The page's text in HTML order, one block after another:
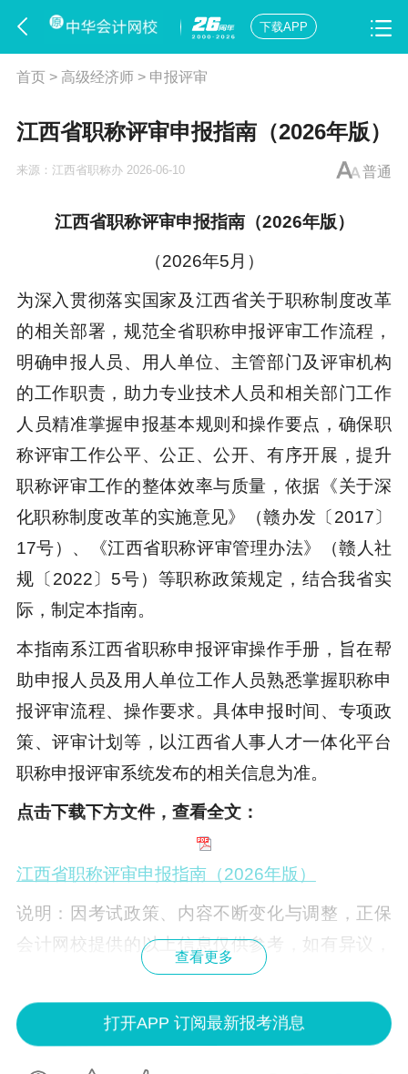
下载APP
首页> 高级经济师> 申报评审
江西省职称评审申报指南（2026年版）
普通
来源： 江西省职称办2026-06-10
江西省职称评审申报指南（2026年版）
（2026年5月）
为深入贯彻落实国家及江西省关于职称制度改革
的相关部署，规范全省职称申报评审工作流程，
明确申报人员、用人单位、主管部门及评审机构
的工作职责，助力专业技术人员和相关部门工作
人员精准掌握申报基本规则和操作要点，确保职
称评审工作公平、公正、公开、有序开展，提升
职称评审工作的整体效率与质量，依据《关于深
化职称制度改革的实施意见》（赣办发〔2017〕
17号）、《江西省职称评审管理办法》（赣人社
规〔2022〕5号）等职称政策规定，结合我省实
际，制定本指南。
本指南系江西省职称申报评审操作手册，旨在帮
助申报人员及用人单位工作人员熟悉掌握职称申
报评审流程、操作要求。具体申报时间、专项政
策、评审计划等，以江西省人事人才一体化平台
职称申报评审系统发布的相关信息为准。
点击下载下方文件，查看全文：
江西省职称评审申报指南（2026年版）
说明：因考试政策、内容不断变化与调整，正保
会计网校提供的以上信息仅供参考，如有异议，
请考生以官方部门公布的内容为准！
查看更多
打开APP 订阅最新报考消息